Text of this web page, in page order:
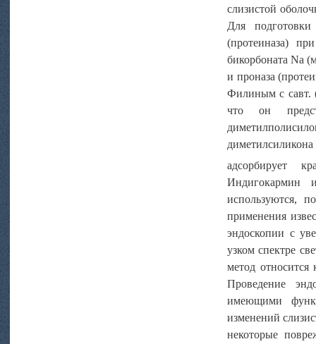
слизистой
Для подготовки
(протеиназа)
бикорбоната Na
и проназа
Филиным с савт.
что он
адсорбирует
Индигокармин
используются,
применения
эндоскопии с
узком спектре
метод
Проведение
имеющими
изменений
некоторые